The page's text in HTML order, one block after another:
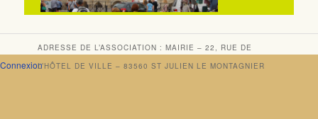
ADRESSE DE L’ASSOCIATION : MAIRIE – 22, RUE DE
L’HÔTEL DE VILLE – 83560 ST JULIEN LE MONTAGNIER
Connexion